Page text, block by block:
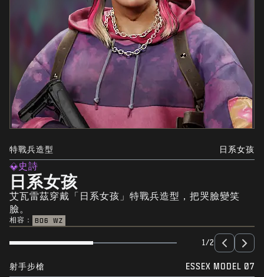
特戰兵造型 日系女孩
史詩
日系女孩
艾瓦雷茲穿戴「日系女孩」特戰兵造型，把哭臉變笑
臉。
相容： BO6 WZ
1/2
射手步槍 ESSEX MODEL 07